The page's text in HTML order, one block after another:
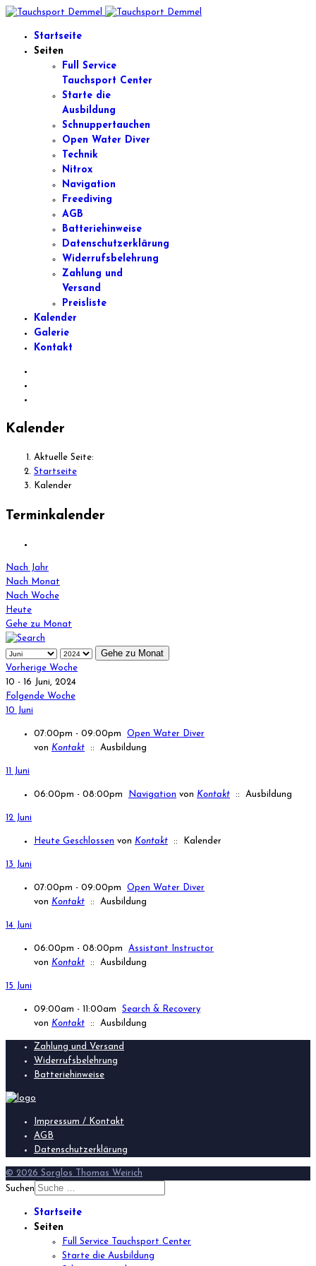
Startseite
Seiten
Full Service
Tauchsport Center
Starte die
Ausbildung
Schnuppertauchen
Open Water Diver
Technik
Nitrox
Navigation
Freediving
AGB
Batteriehinweise
Datenschutzerklärung
Widerrufsbelehrung
Zahlung und
Versand
Preisliste
Kalender
Galerie
Kontakt
Kalender
Aktuelle Seite:
Startseite
Kalender
Terminkalender
Nach Jahr
Nach Monat
Nach Woche
Heute
Gehe zu Monat
Gehe zu Monat
Vorherige Woche
10 - 16 Juni, 2024
Folgende Woche
10 Juni
07:00pm - 09:00pm Open Water Diver
von Kontakt :: Ausbildung
11 Juni
06:00pm - 08:00pm Navigation von Kontakt :: Ausbildung
12 Juni
Heute Geschlossen von Kontakt :: Kalender
13 Juni
07:00pm - 09:00pm Open Water Diver
von Kontakt :: Ausbildung
14 Juni
06:00pm - 08:00pm Assistant Instructor
von Kontakt :: Ausbildung
15 Juni
09:00am - 11:00am Search & Recovery
von Kontakt :: Ausbildung
Zahlung und Versand
Widerrufsbelehrung
Batteriehinweise
Impressum / Kontakt
AGB
Datenschutzerklärung
© 2026 Sorglos Thomas Weirich
Suchen
Startseite
Seiten
Full Service Tauchsport Center
Starte die Ausbildung